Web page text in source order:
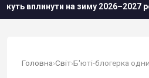
2026–2027 років у Європі
Головна›Світ›